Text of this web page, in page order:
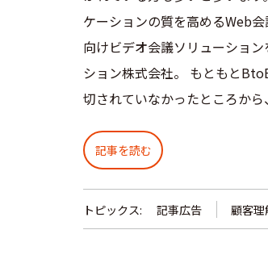
ケーションの質を高めるWeb
向けビデオ会議ソリューショ
ション株式会社。 もともと
切されていなかったところか
記事を読む
トピックス: 記事広告 顧客理